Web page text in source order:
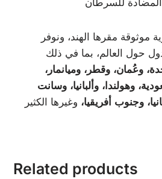
موثوقة مقرها الهند، ونوفر
حول العالم، بما في ذلك
وعُمان، وقطر، وميانمار،
وهولندا، وألبانيا، وسانت
وجنوب أفريقيا،
Related products